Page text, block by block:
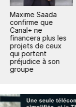
Maxime Saada
confirme que
Canal+ ne
financera plus les
projets de ceux
qui portent
préjudice à son
groupe